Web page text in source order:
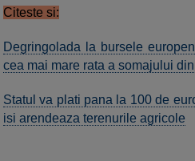
Citeste si:
Degringolada la bursele
cea mai mare rata a somajului
Statul va plati pana la 100 de
isi arendeaza terenurile agricole